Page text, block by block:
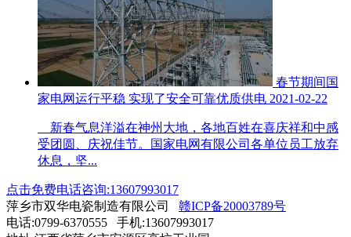
春节期间国
家电网运行平稳 实现了安全可靠优质供电 2021-02-22
新春气息洋溢在神州大地，各地百姓在喜庆祥和中感
受团圆、庆祝佳节。国家电网有限公司各单位员工放弃
休息，坚...
点击免费电话咨询:13607993017
萍乡市双华电瓷制造有限公司 赣ICP备20003789号
电话:0799-6370555 手机:13607993017